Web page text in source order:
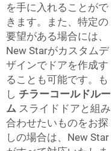
を手に入れることがで
きます。また、特定の
要望がある場合には、
New Starがカスタムデ
ザインでドアを作成す
ることも可能です。も
し チラーコールドルー
ム スライドドアと組み
合わせたいものをお探
しの場合は、New Star